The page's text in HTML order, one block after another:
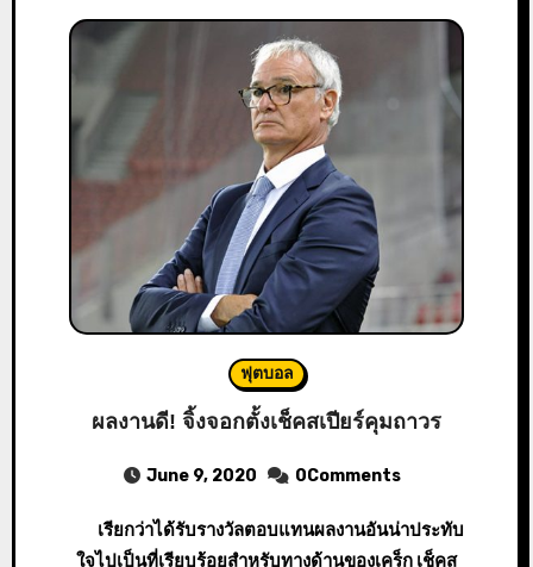
ฟุตบอล
ผลงานดี! จิ้งจอกตั้งเช็คสเปียร์คุมถาวร
June 9, 2020 0Comments
เรียกว่าได้รับรางวัลตอบแทนผลงานอันน่าประทับ
ใจไปเป็นที่เรียบร้อยสำหรับทางด้านของเคร็ก เช็คส